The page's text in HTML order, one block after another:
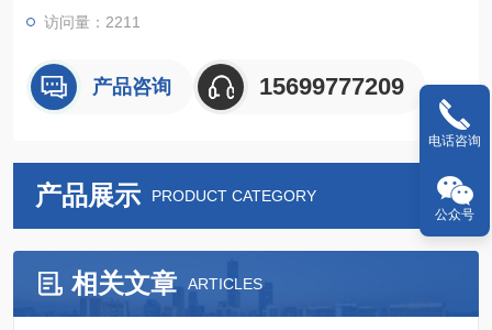
访问量：2211
产品咨询 15699777209
产品展示 PRODUCT CATEGORY
相关文章 ARTICLES
电话咨询
公众号